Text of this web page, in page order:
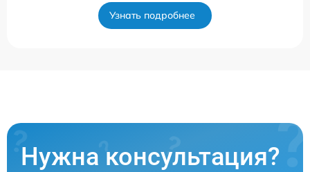
Узнать подробнее
Нужна консультация?